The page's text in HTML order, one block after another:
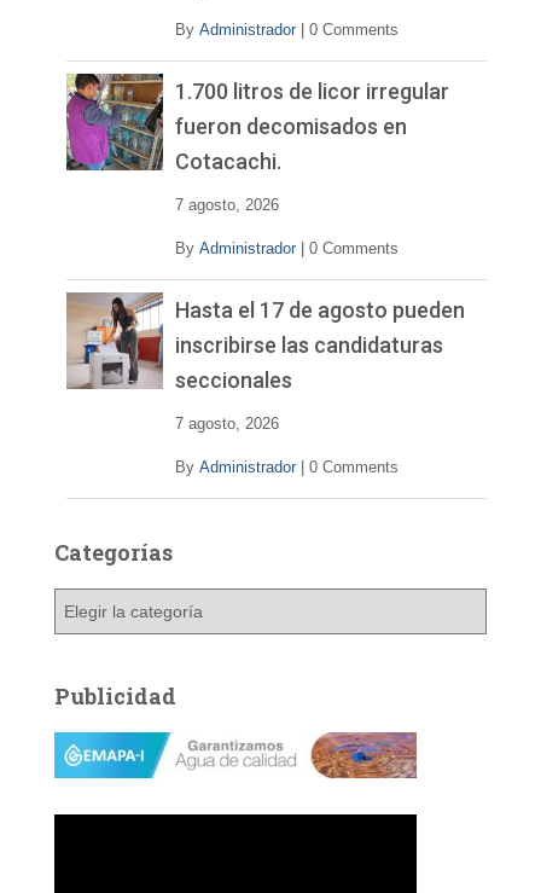
By Administrador 0 Comments
1.700 litros de licor irregular
fueron decomisados en
Cotacachi.
7 agosto, 2026
By Administrador 0 Comments
Hasta el 17 de agosto pueden
inscribirse las candidaturas
seccionales
7 agosto, 2026
By Administrador 0 Comments
Categorías
g
o
a
Publicidad